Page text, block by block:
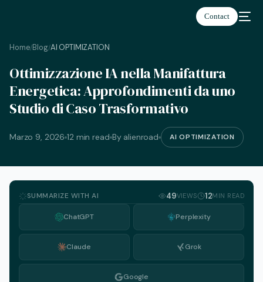
Contact
Home/Blog/AI OPTIMIZATION
Ottimizzazione IA nella Manifattura
Energetica: Approfondimenti da uno
Studio di Caso Trasformativo
Marzo 9, 2026 12 min read By alienroad AI OPTIMIZATION
SUMMARIZE WITH AI 49VIEWS 12MIN READ
ChatGPT Perplexity
Claude Grok
Google
Italiano